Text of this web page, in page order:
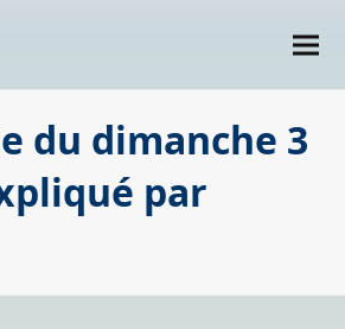
du dimanche 3
par